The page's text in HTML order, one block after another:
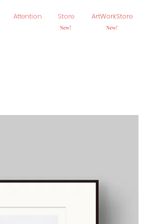
Attention Store
New!
ArtWorkStore
New!